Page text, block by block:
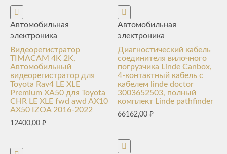
Автомобильная
электроника
Видеорегистратор
TIMACAM 4K 2K,
Автомобильный
видеорегистратор для
Toyota Rav4 LE XLE
Premium XA50 для Toyota
CHR LE XLE fwd awd AX10
AX50 IZOA 2016-2022
12400,00 ₽
Автомобильная
электроника
Диагностический кабель
соединителя вилочного
погрузчика Linde Canbox,
4-контактный кабель с
кабелем linde doctor
3003652503, полный
комплект Linde pathfinder
66162,00₽